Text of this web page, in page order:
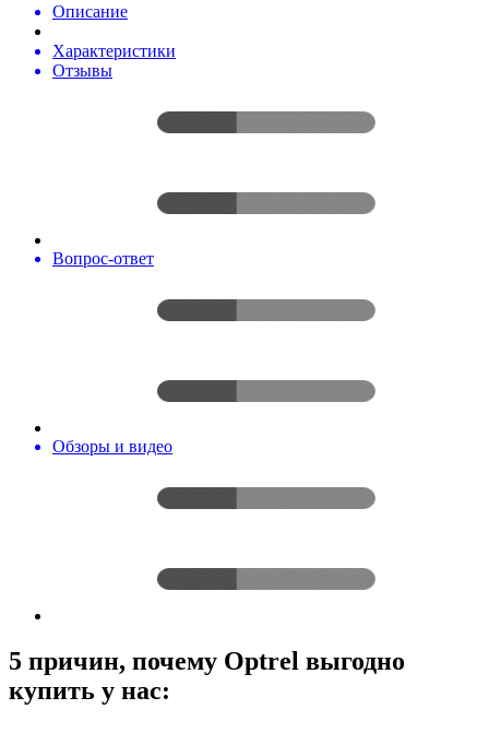
Описание
Характеристики
Отзывы
Вопрос-ответ
Обзоры и видео
5 причин, почему Optrel выгодно
купить у нас: